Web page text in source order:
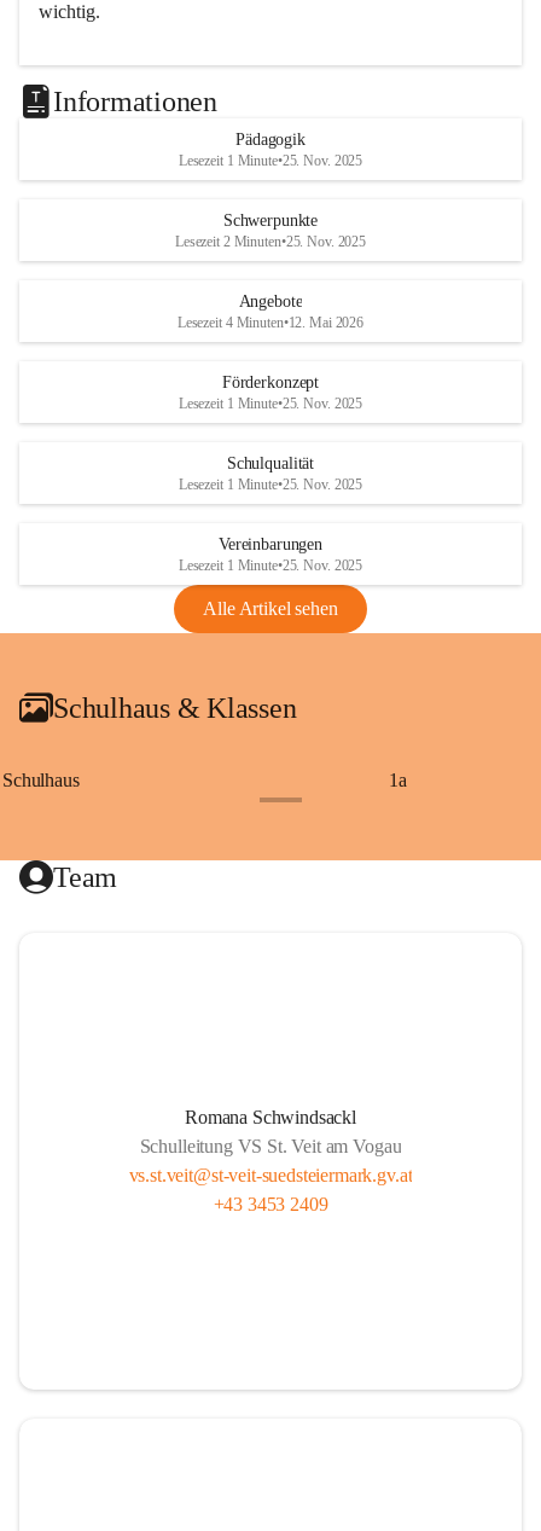
wichtig.
Informationen
Pädagogik
Lesezeit 1 Minute•25. Nov. 2025
Schwerpunkte
Lesezeit 2 Minuten•25. Nov. 2025
Angebote
Lesezeit 4 Minuten•12. Mai 2026
Förderkonzept
Lesezeit 1 Minute•25. Nov. 2025
Schulqualität
Lesezeit 1 Minute•25. Nov. 2025
Vereinbarungen
Lesezeit 1 Minute•25. Nov. 2025
Alle Artikel sehen
Schulhaus & Klassen
Schulhaus 1a
Team
Romana Schwindsackl
Schulleitung VS St. Veit am Vogau
vs.st.veit@st-veit-suedsteiermark.gv.at
+43 3453 2409